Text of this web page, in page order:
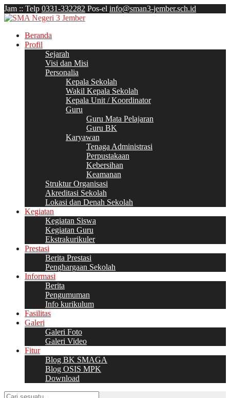
Jam :: Telp 0331-332282 Pos-el info@sman3-jember.sch.id
Beranda
Profil
Sejarah
Visi dan Misi
Personalia
Kepala Sekolah
Wakil Kepala Sekolah
Kepala Unit / Koordinator
Guru
Guru Mata Pelajaran
Guru BK
Karyawan
Tenaga Administrasi
Perpustakaan
Kebersihan
Keamanan
Struktur Organisasi
Akreditasi Sekolah
Lokasi dan Denah Sekolah
Kegiatan
Kegiatan Siswa
Kegiatan Guru
Ekstrakurikuler
Prestasi
Berita Prestasi
Penghargaan Sekolah
Informasi
Berita
Pengumuman
Info kurikulum
Fasilitas
Galeri
Galeri Foto
Galeri Video
Fitur
Blog BK SMAGA
Blog OSIS MPK
Download